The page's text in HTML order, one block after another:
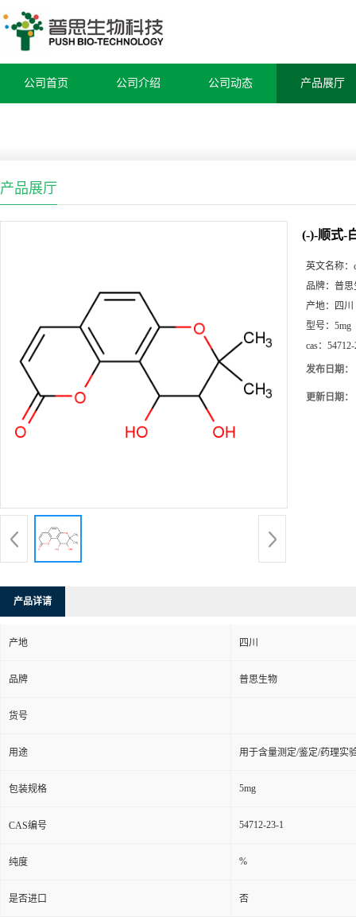
公司首页 公司介绍 公司动态 产品展厅
产品展厅
(-)-顺式-
英文名称：
品牌： 普思
产地：
四川
型号： 5mg
cas：
发布日期：
更新日期：
产品详请
产地 四川
品牌 普思生物
货号
用途 用于含量测定/鉴定/药理实
包装规格 5mg
CAS编号 54712-23-1
纯度 %
是否进口 否